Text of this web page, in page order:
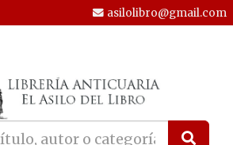
asilolibro@gmail.com